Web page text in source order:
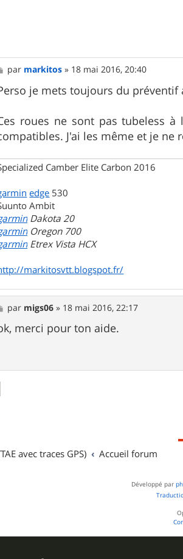
M
e
s
s
g
e
par markitos » 18 mai 2016, 20:40
je mets toujours du
roues ne sont pas tubeless
J'ai les même et je ne
Camber Elite Carbon 2016
edge 530
Ambit
Dakota 20
Oregon 700
Etrex Vista HCX
markitosvtt.blogspot.fr/
M
e
s
s
par migs06 » 18 mai 2016, 22:17
merci pour ton aide.
avec traces GPS) Accueil forum
Développé par